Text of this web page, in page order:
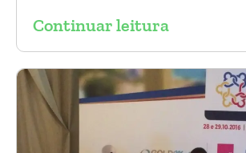
multilayer no tratamento de
Continuar leitura